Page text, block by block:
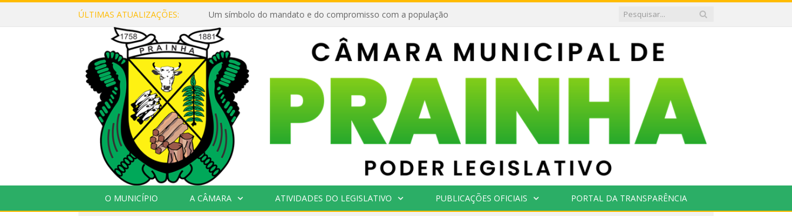
ÚLTIMAS ATUALIZAÇÕES: Um símbolo do mandato e do compromisso com a população
O MUNICÍPIO A CÂMARA ATIVIDADES DO LEGISLATIVO PUBLICAÇÕES OFICIAIS PORTAL DA TRANSPARÊNCIA